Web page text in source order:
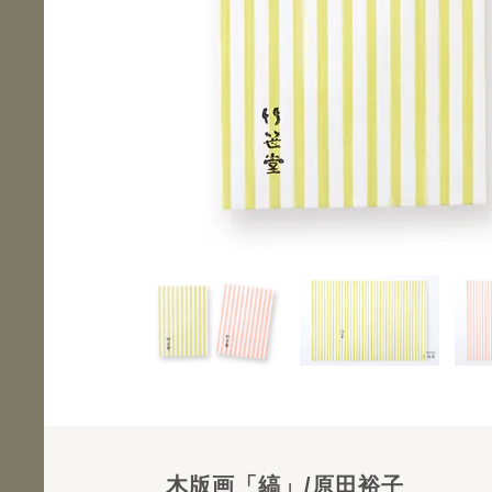
木版画「縞」/原田裕子